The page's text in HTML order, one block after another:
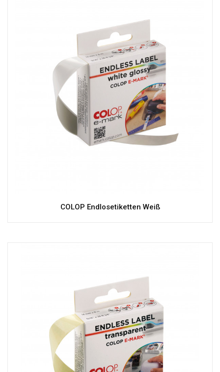
COLOP Endlosetiketten Weiß